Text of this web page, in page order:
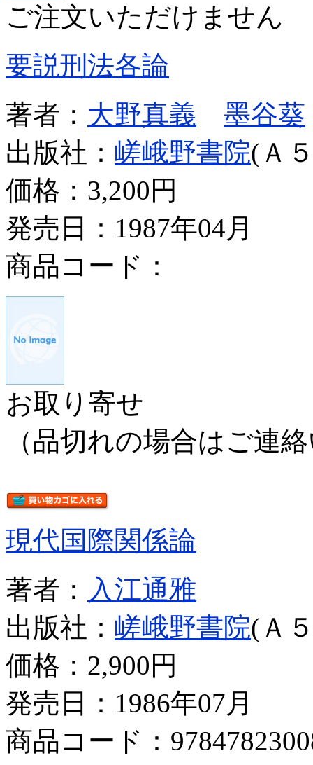
ご注文いただけません
要説刑法各論
著者： 大野真義
墨谷葵
出版社： 嵯峨野書院(Ａ
価格： 3,200円
発売日：1987年04月
商品コード：
お取り寄せ
（品切れの場合はご連
現代国際関係論
著者： 入江通雅
出版社： 嵯峨野書院(Ａ
価格： 2,900円
発売日：1986年07月
商品コード：